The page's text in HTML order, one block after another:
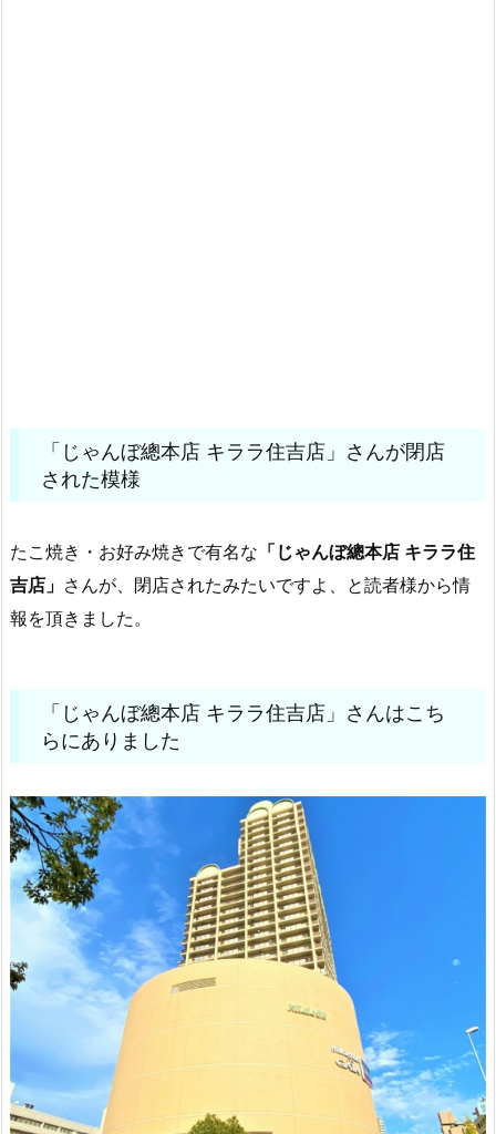
「じゃんぼ總本店 キララ住吉店」さんが閉店
された模様
たこ焼き・お好み焼きで有名な 「じゃんぼ總本店 キララ住
吉店」 さんが、閉店されたみたいですよ、と読者様から情
報を頂きました。
「じゃんぼ總本店 キララ住吉店」さんはこち
らにありました